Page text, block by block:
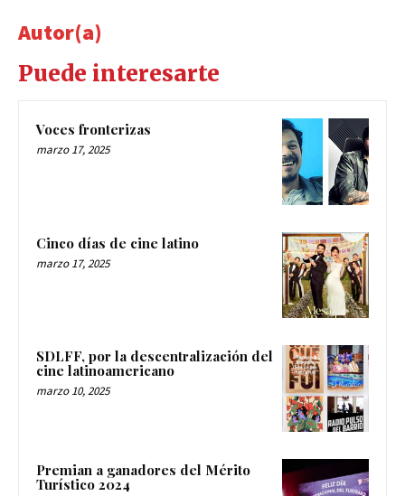
Autor(a)
Puede interesarte
Voces fronterizas
marzo 17, 2025
Cinco días de cine latino
marzo 17, 2025
SDLFF, por la descentralización del
cine latinoamericano
marzo 10, 2025
Premian a ganadores del Mérito
Turístico 2024